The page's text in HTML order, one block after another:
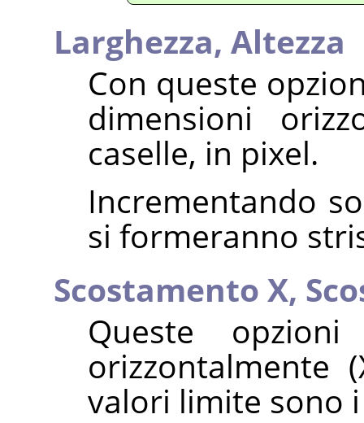
Larghezza, Altezza
Con queste
dimensioni
caselle, in pixel.
Incrementando
si formeranno
Scostamento X,
Queste
orizzontalmente
valori limite sono